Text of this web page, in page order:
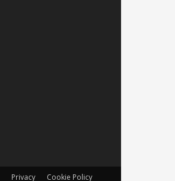
Privacy Cookie Policy